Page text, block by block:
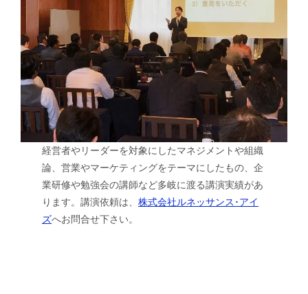
経営者やリーダーを対象にしたマネジメントや組織
論、営業やマーケティングをテーマにしたもの、企
業研修や勉強会の講師など多岐に渡る講演実績があ
ります。講演依頼は、株式会社ルネッサンス･アイ
ズへお問合せ下さい。